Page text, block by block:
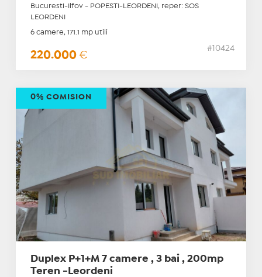
Bucuresti-Ilfov - POPESTI-LEORDENI, reper: SOS
LEORDENI
6 camere, 171.1 mp utili
220.000 €
#10424
Duplex P+1+M 7 camere , 3 bai , 200mp
Teren -Leordeni
0% COMISION